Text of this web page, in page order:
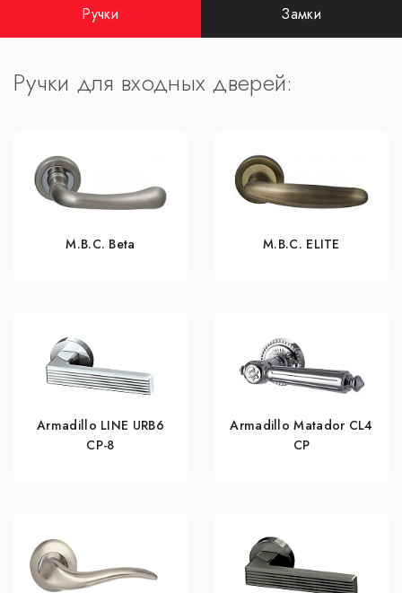
Ручки Замки
Ручки для входных дверей:
M.B.C. Beta M.B.C. ELITE
Armadillo LINE URB6
CP-8
Armadillo Matador CL4
СР